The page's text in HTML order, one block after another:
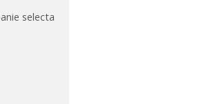
selecta